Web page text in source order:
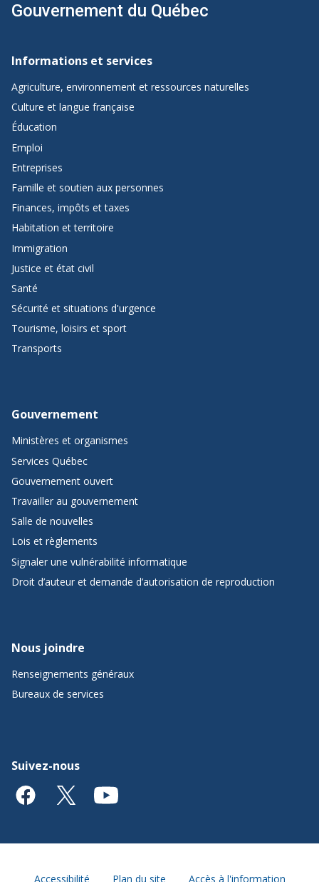
Gouvernement du Québec
de
pied
de
page
de
Québec.ca
Informations et services
Agriculture, environnement et ressources naturelles
Culture et langue française
Éducation
Emploi
Entreprises
Famille et soutien aux personnes
Finances, impôts et taxes
Habitation et territoire
Immigration
Justice et état civil
Santé
Sécurité et situations d'urgence
Tourisme, loisirs et sport
Transports
Gouvernement
Ministères et organismes
Services Québec
Gouvernement ouvert
Travailler au gouvernement
Salle de nouvelles
Lois et règlements
Signaler une vulnérabilité informatique
Droit d’auteur et demande d’autorisation de reproduction
Nous joindre
Renseignements généraux
Bureaux de services
Suivez-nous
Accessibilité Plan du site Accès à l'information